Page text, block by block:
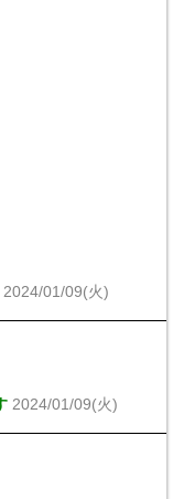
2024/01/09(火)
2024/01/09(火)